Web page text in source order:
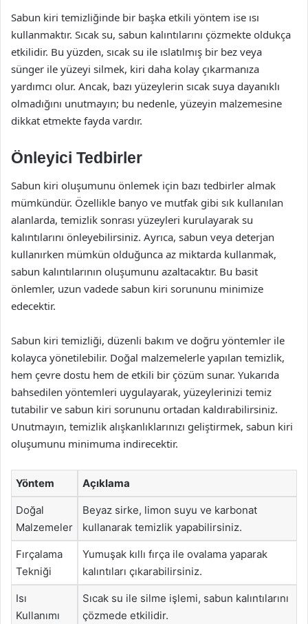
Sabun kiri temizliğinde bir başka etkili yöntem ise ısı
kullanmaktır. Sıcak su, sabun kalıntılarını çözmekte oldukça
etkilidir. Bu yüzden, sıcak su ile ıslatılmış bir bez veya
sünger ile yüzeyi silmek, kiri daha kolay çıkarmanıza
yardımcı olur. Ancak, bazı yüzeylerin sıcak suya dayanıklı
olmadığını unutmayın; bu nedenle, yüzeyin malzemesine
dikkat etmekte fayda vardır.
Önleyici Tedbirler
Sabun kiri oluşumunu önlemek için bazı tedbirler almak
mümkündür. Özellikle banyo ve mutfak gibi sık kullanılan
alanlarda, temizlik sonrası yüzeyleri kurulayarak su
kalıntılarını önleyebilirsiniz. Ayrıca, sabun veya deterjan
kullanırken mümkün olduğunca az miktarda kullanmak,
sabun kalıntılarının oluşumunu azaltacaktır. Bu basit
önlemler, uzun vadede sabun kiri sorununu minimize
edecektir.
Sabun kiri temizliği, düzenli bakım ve doğru yöntemler ile
kolayca yönetilebilir. Doğal malzemelerle yapılan temizlik,
hem çevre dostu hem de etkili bir çözüm sunar. Yukarıda
bahsedilen yöntemleri uygulayarak, yüzeylerinizi temiz
tutabilir ve sabun kiri sorununu ortadan kaldırabilirsiniz.
Unutmayın, temizlik alışkanlıklarınızı geliştirmek, sabun kiri
oluşumunu minimuma indirecektir.
Yöntem Açıklama
Doğal
Malzemeler
Beyaz sirke, limon suyu ve karbonat
kullanarak temizlik yapabilirsiniz.
Fırçalama
Tekniği
Yumuşak kıllı fırça ile ovalama yaparak
kalıntıları çıkarabilirsiniz.
Isı
Kullanımı
Sıcak su ile silme işlemi, sabun kalıntılarını
çözmede etkilidir.